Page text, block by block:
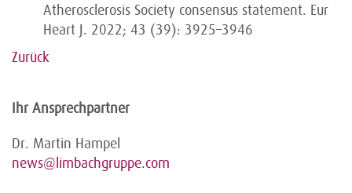
Atherosclerosis Society consensus statement. Eur
Heart J. 2022; 43 (39): 3925–3946
Zurück
Ihr Ansprechpartner
Dr. Martin Hampel
news@limbachgruppe.com